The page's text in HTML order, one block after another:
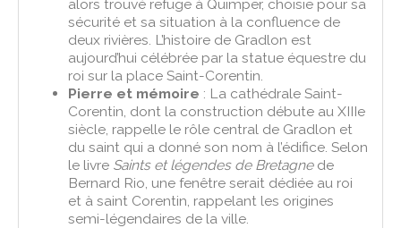
alors trouvé refuge à Quimper, choisie pour sa
sécurité et sa situation à la confluence de
deux rivières. L’histoire de Gradlon est
aujourd’hui célébrée par la statue équestre du
roi sur la place Saint-Corentin.
Pierre et mémoire : La cathédrale Saint-
Corentin, dont la construction débute au XIIIe
siècle, rappelle le rôle central de Gradlon et
du saint qui a donné son nom à l’édifice. Selon
le livre Saints et légendes de Bretagnede
Bernard Rio, une fenêtre serait dédiée au roi
et à saint Corentin, rappelant les origines
semi-légendaires de la ville.